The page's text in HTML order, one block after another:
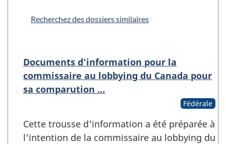
Recherchez des dossiers similaires
Documents d'information pour la
commissaire au lobbying du Canada pour
sa comparution …
Fédérale
Cette trousse d'information a été préparée à
l'intention de la commissaire au lobbying du